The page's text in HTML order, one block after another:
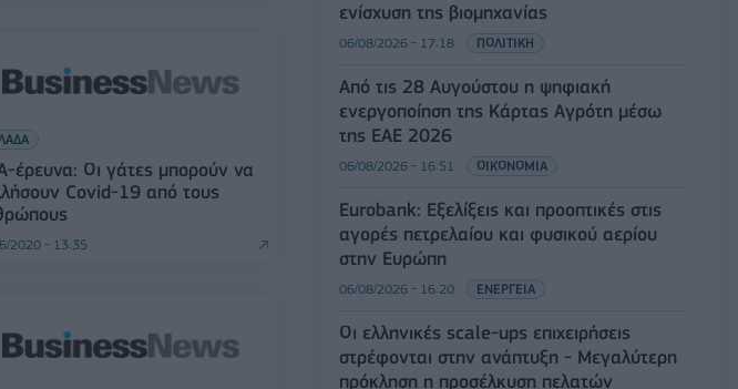
έρευνα: Οι γάτες μπορούν να
Covid-19 από τους
2020 - 13:35
ενίσχυση της βιομηχανίας
06/08/2026 - 17:18 ΠΟΛΙΤΙΚΗ
Από τις 28 Αυγούστου η ψηφιακή
ενεργοποίηση της Κάρτας Αγρότη μέσω
της ΕΑΕ 2026
06/08/2026 - 16:51 ΟΙΚΟΝΟΜΙΑ
Eurobank: Εξελίξεις και προοπτικές στις
αγορές πετρελαίου και φυσικού αερίου
στην Ευρώπη
06/08/2026 - 16:20 ΕΝΕΡΓΕΙΑ
Οι ελληνικές scale-ups επιχειρήσεις
στρέφονται στην ανάπτυξη - Μεγαλύτερη
πρόκληση η προσέλκυση πελατών